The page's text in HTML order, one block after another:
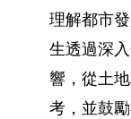
理解都市
生透過深
響，從土
考，並鼓